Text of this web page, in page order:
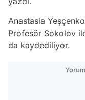
Anastasia
Profesör Sokolov
da kaydediliyor.